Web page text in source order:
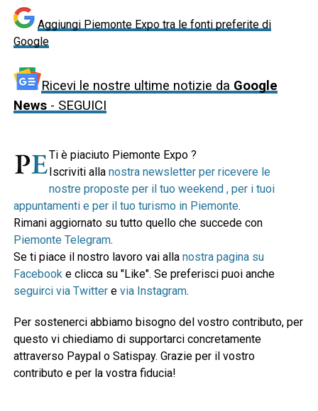
Aggiungi Piemonte Expo tra le fonti preferite di
Google
Ricevi le nostre ultime notizie da Google
News- SEGUICI
Ti è piaciuto Piemonte Expo ?
Iscriviti alla nostra newsletter per ricevere le
nostre proposte per il tuo weekend , per i tuoi
appuntamenti e per il tuo turismo in Piemonte.
Rimani aggiornato su tutto quello che succede con
Piemonte Telegram.
Se ti piace il nostro lavoro vai alla nostra pagina su
Facebook e clicca su "Like". Se preferisci puoi anche
seguirci via Twittere via Instagram.
Per sostenerci abbiamo bisogno del vostro contributo, per
questo vi chiediamo di supportarci concretamente
attraverso Paypal o Satispay. Grazie per il vostro
contributo e per la vostra fiducia!